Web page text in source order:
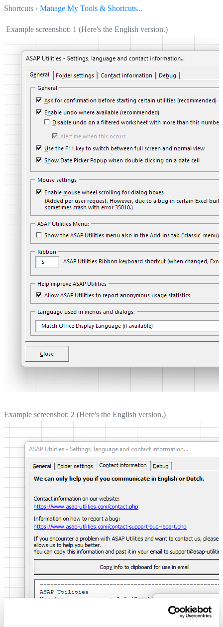
Shortcuts › Manage My Tools & Shortcuts...
Example screenshot: 1 (Here's the English version.)
Example screenshot: 2 (Here's the English version.)